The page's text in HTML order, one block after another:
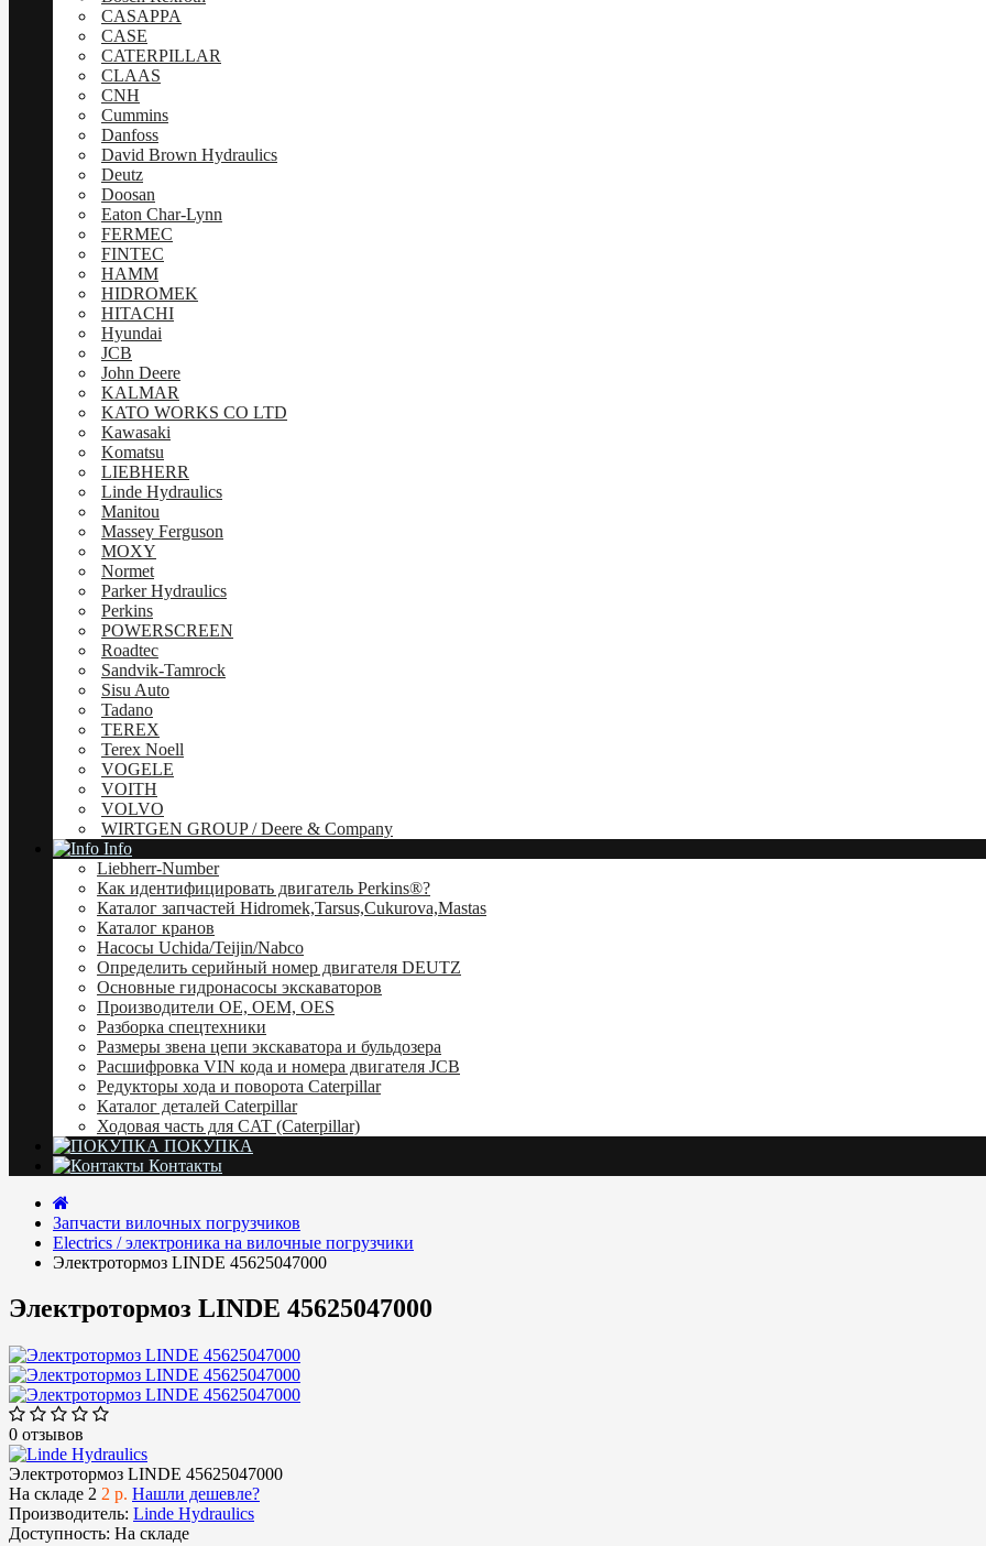
CASAPPA
CASE
CATERPILLAR
CLAAS
CNH
Cummins
Danfoss
David Brown Hydraulics
Deutz
Doosan
Eaton Char-Lynn
FERMEC
FINTEC
HAMM
HIDROMEK
HITACHI
Hyundai
JCB
John Deere
KALMAR
KATO WORKS CO LTD
Kawasaki
Komatsu
LIEBHERR
Linde Hydraulics
Manitou
Massey Ferguson
MOXY
Normet
Parker Hydraulics
Perkins
POWERSCREEN
Roadtec
Sandvik-Tamrock
Sisu Auto
Tadano
TEREX
Terex Noell
VOGELE
VOITH
VOLVO
WIRTGEN GROUP / Deere & Company
Info
Liebherr-Number
Как идентифицировать двигатель Perkins®?
Каталог запчастей Hidromek,Tarsus,Cukurova,Mastas
Каталог кранов
Насоcы Uchida/Teijin/Nabco
Определить серийный номер двигателя DEUTZ
Основные гидронасосы экскаваторов
Производители OE, OEM, OES
Разборка спецтехники
Размеры звена цепи экскаватора и бульдозера
Расшифровка VIN кода и номера двигателя JCB
Редукторы хода и поворота Caterpillar
Каталог деталей Caterpillar
Ходовая часть для CAT (Caterpillar)
ПОКУПКА
Контакты
Запчасти вилочных погрузчиков
Electrics / электроника на вилочные погрузчики
Электротормоз LINDE 45625047000
Электротормоз LINDE 45625047000
0 отзывов
Электротормоз LINDE 45625047000
На складе 2 2 р. Нашли дешевле?
Производитель: Linde Hydraulics
Доступность: На складе